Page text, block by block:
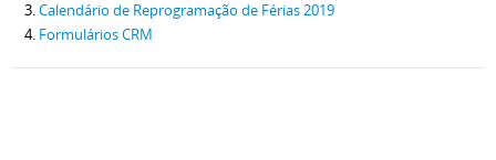
Calendário de Reprogramação de Férias 2019
Formulários CRM